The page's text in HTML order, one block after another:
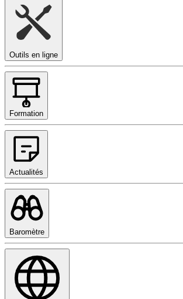
Outils en ligne
Formation
Actualités
Baromètre